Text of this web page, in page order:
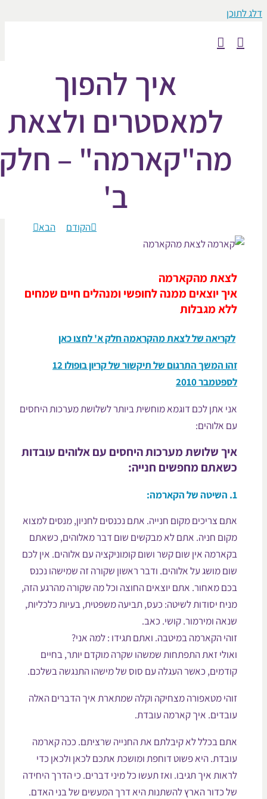
איך להפוך
למאסטרים ולצאת
מה"קארמה" – חלק
הבא
מהקארמה
יוצאים ממנה לחופשי ומנהלים חיים שמחים
מגבלות
לקריאה של לצאת מהקראמה חלק א' לחצו כאן
זהו המשך התרגום של תיקשור של קריון בופולו 12
2010
אתן לכם דוגמא מוחשית ביותר לשלושת מערכות היחסים
אלוהים:
שלושת מערכות היחסים עם אלוהים עובדות
מחפשים חנייה:
השיטה של הקארמה:
צריכים מקום חנייה. אתם נכנסים לחניון, מנסים למצוא
חניה. אתם לא מבקשים שום דבר מאלוהים, כשאתם
אין שום קשר ושום קומוניקציה עם אלוהים. אין לכם
מושג על אלוהים. ודבר ראשון שקורה זה שמישהו נכנס
מאחור. אתם יוצאים החוצה וכל מה שקורה מהרגע הזה,
יסודות לשיטה: כעס, תביעה משפטית, בעיות כלכליות,
ומירמור. קושי. כאב.
הקארמה במיטבה. ואתם תגידו : למה אני?
זאת התפתחות שמשהו שקרה מוקדם יותר, בחיים
כאשר העגלה עם סוס של מישהו התנגשה בשלכם.
מטאפורה מצחיקה וקלה שמתארת איך הדברים האלה
איך קארמה עובדת.
בכלל לא קיבלתם את החנייה שרציתם. ככה קארמה
היא פשוט דוחפת ומושכת אתכם לכאן ולכאן כדי
איך תגיבו. ואז תעשו כל מיני דברים. כי הדרך היחידה
כדור הארץ להשתנות היא דרך המעשים של בני האדם.